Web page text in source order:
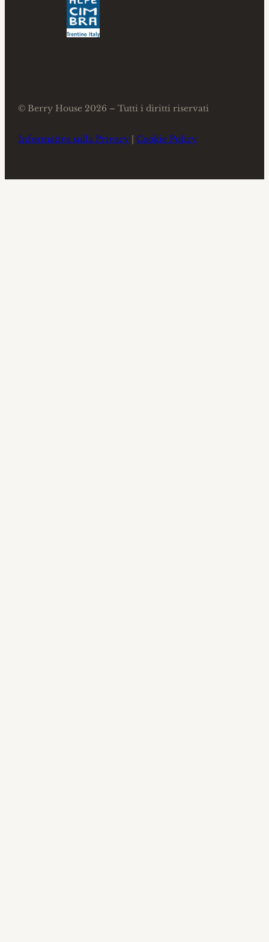
© Berry House 2026 – Tutti i diritti riservati
Informativa sulla Privacy |Cookie Policy